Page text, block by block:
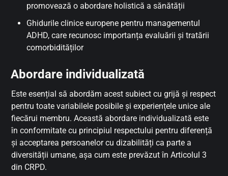
promovează o abordare holistică a sănătății
Ghidurile clinice europene pentru managementul
ADHD, care recunosc importanța evaluării și tratării
comorbidităților
Abordare individualizată
Este esențial să abordăm acest subiect cu grijă și respect
pentru toate variabilele posibile și experiențele unice ale
fiecărui membru. Această abordare individualizată este
în conformitate cu principiul respectului pentru diferență
și acceptarea persoanelor cu dizabilități ca parte a
diversității umane, așa cum este prevăzut în Articolul 3
din CRPD.